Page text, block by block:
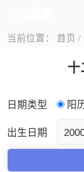
当前位置： 首页 /
十
日期类型 阳
出生日期